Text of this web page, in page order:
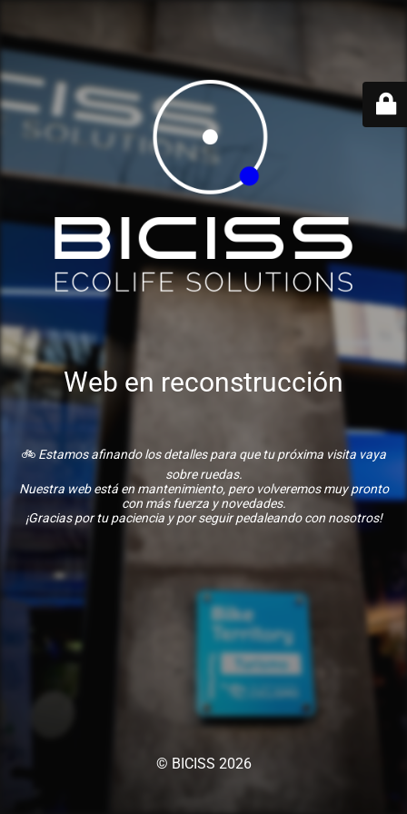
Web en reconstrucción
🚲 Estamos afinando los detalles para que tu próxima visita vaya
sobre ruedas.
Nuestra web está en mantenimiento, pero volveremos muy pronto
con más fuerza y novedades.
¡Gracias por tu paciencia y por seguir pedaleando con nosotros!
© BICISS 2026